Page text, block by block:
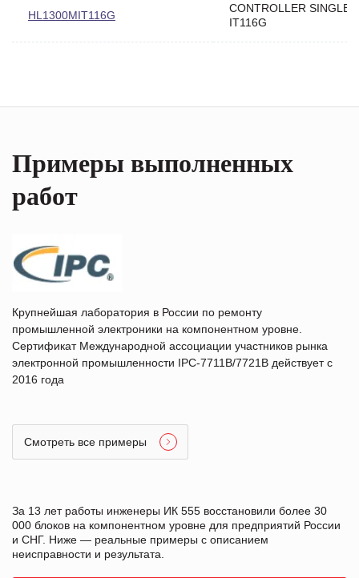
HL1300MIT116G
CONTROLLER SINGLE-
IT116G
Примеры выполненных
работ
Крупнейшая лаборатория в России по ремонту
промышленной электроники на компонентном уровне.
Сертификат Международной ассоциации участников рынка
электронной промышленности IPC-7711B/7721B действует с
2016 года
Смотреть все примеры
За 13 лет работы инженеры ИК 555 восстановили более 30
000 блоков на компонентном уровне для предприятий России
и СНГ. Ниже — реальные примеры с описанием
неисправности и результата.